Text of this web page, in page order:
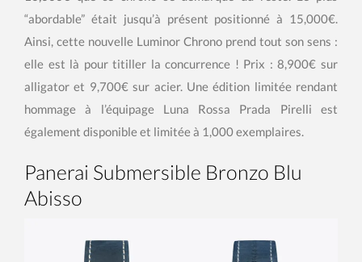
“abordable” était jusqu’à présent positionné à 15,000€.
Ainsi, cette nouvelle Luminor Chrono prend tout son sens :
elle est là pour titiller la concurrence ! Prix : 8,900€ sur
alligator et 9,700€ sur acier. Une édition limitée rendant
hommage à l’équipage Luna Rossa Prada Pirelli est
également disponible et limitée à 1,000 exemplaires.
Panerai Submersible Bronzo Blu
Abisso